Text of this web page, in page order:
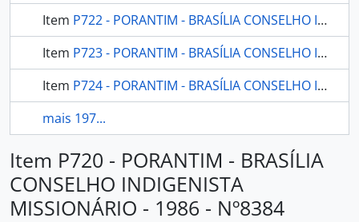
Item P722 - PORANTIM - BRASÍLIA CONSELHO INDIGENISTA MISSIONÁRIO - 1987 - Nº95
Item P723 - PORANTIM - BRASÍLIA CONSELHO INDIGENISTA MISSIONÁRIO - 1987 - Nº96
Item P724 - PORANTIM - BRASÍLIA CONSELHO INDIGENISTA MISSIONÁRIO - 1987 - Nº97
mais 197...
Item P720 - PORANTIM - BRASÍLIA
CONSELHO INDIGENISTA
MISSIONÁRIO - 1986 - Nº8384